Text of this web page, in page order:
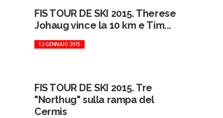
FIS TOUR DE SKI 2015. Therese
Johaug vince la 10 km e Tim...
12 GENNAIO 2015
FIS TOUR DE SKI 2015. Tre
"Northug" sulla rampa del
Cermis